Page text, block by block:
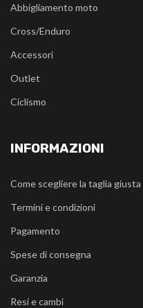
Abbigliamento moto
Cross/Enduro
Accessori
Outlet
Ciclismo
INFORMAZIONI
Come scegliere la taglia giusta
Termini e condizioni
Pagamento
Spese di consegna
Garanzia
Resi e cambi